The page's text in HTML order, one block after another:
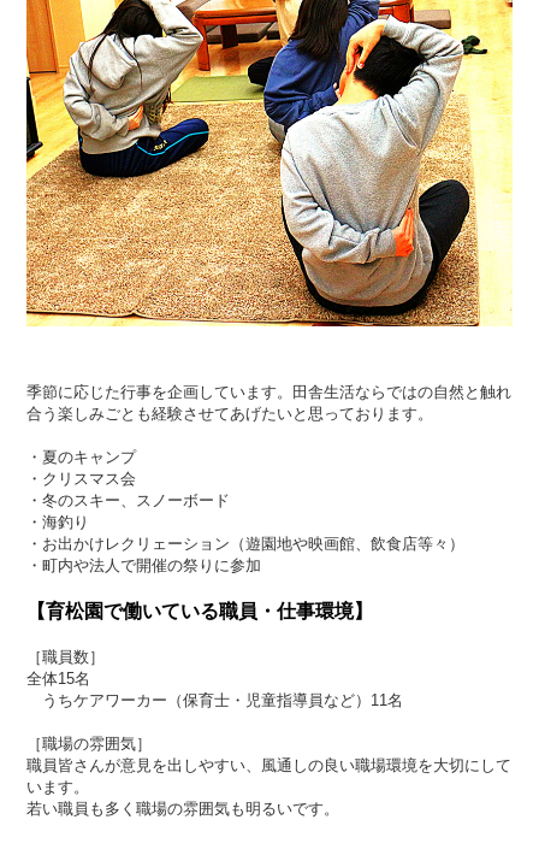
季節に応じた行事を企画しています。田舎生活ならではの自然と触れ
合う楽しみごとも経験させてあげたいと思っております。
・夏のキャンプ
・クリスマス会
・冬のスキー、スノーボード
・海釣り
・お出かけレクリェーション（遊園地や映画館、飲食店等々）
・町内や法人で開催の祭りに参加
【育松園で働いている職員・仕事環境】
［職員数］
全体15名
うちケアワーカー（保育士・児童指導員など）11名
［職場の雰囲気］
職員皆さんが意見を出しやすい、風通しの良い職場環境を大切にして
います。
若い職員も多く職場の雰囲気も明るいです。